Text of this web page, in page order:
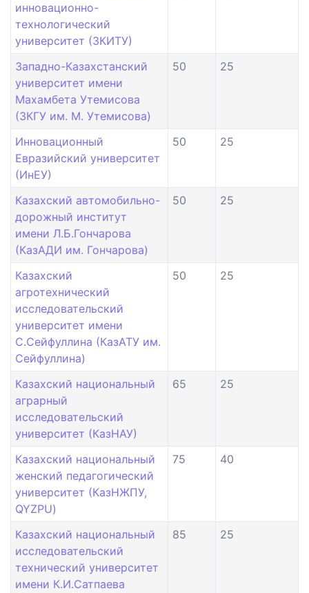
инновационно-
технологический
университет (ЗКИТУ)
Западно-Казахстанский
университет имени
Махамбета Утемисова
(ЗКГУ им. М. Утемисова)
50 25
Инновационный
Евразийский университет
(ИнЕУ)
50 25
Казахский автомобильно-
дорожный институт
имени Л.Б.Гончарова
(КазАДИ им. Гончарова)
50 25
Казахский
агротехнический
исследовательский
университет имени
С.Сейфуллина (КазАТУ им.
Сейфуллина)
50 25
Казахский национальный
аграрный
исследовательский
университет (КазНАУ)
65 25
Казахский национальный
женский педагогический
университет (КазНЖПУ,
QYZPU)
75 40
Казахский национальный
исследовательский
технический университет
имени К.И.Сатпаева
85 25